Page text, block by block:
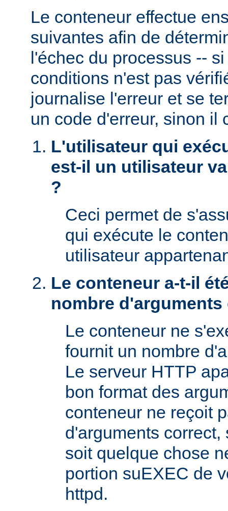
Le conteneur effectue
suivantes afin de
l'échec du processus --
conditions n'est pas
journalise l'erreur et se
un code d'erreur, sinon il
L'utilisateur qui
est-il un utilisateur
?
Ceci permet de
qui exécute le
utilisateur
Le conteneur a-t-il
nombre
Le conteneur ne
fournit un nombre
Le serveur HTTP
bon format des
conteneur ne reçoit
d'arguments
soit quelque chose
portion suEXEC de
httpd.